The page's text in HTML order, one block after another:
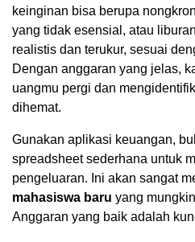
keinginan bisa berupa
yang tidak esensial, atau
realistis dan terukur, sesuai
Dengan anggaran yang jelas,
uangmu pergi dan
dihemat.
Gunakan aplikasi keuangan,
spreadsheet sederhana untuk
pengeluaran. Ini akan sangat
mahasiswa baru yang
Anggaran yang baik adalah